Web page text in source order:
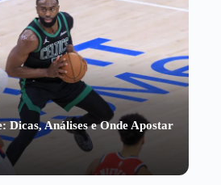
Dicas, Análises e Onde Apostar